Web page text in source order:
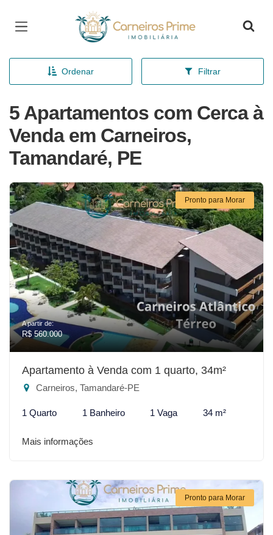
Página inicial
Ordenar Filtrar
5 Apartamentos com Cerca à
Venda em Carneiros,
Tamandaré, PE
Pronto para Morar
A partir de:
R$ 560.000
Apartamento à Venda com 1 quarto, 34m²
Carneiros, Tamandaré-PE
1 Quarto 1 Banheiro 1 Vaga 34 m²
Mais informações
Pronto para Morar